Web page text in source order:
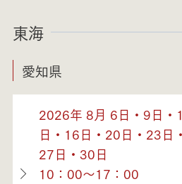
東海
愛知県
2026年 8月 6日・9日・
日・16日・20日・23日・
27日・30日
10：00～17：00